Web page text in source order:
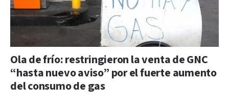
Ola de frío: restringieron la venta de GNC
“hasta nuevo aviso” por el fuerte aumento
del consumo de gas